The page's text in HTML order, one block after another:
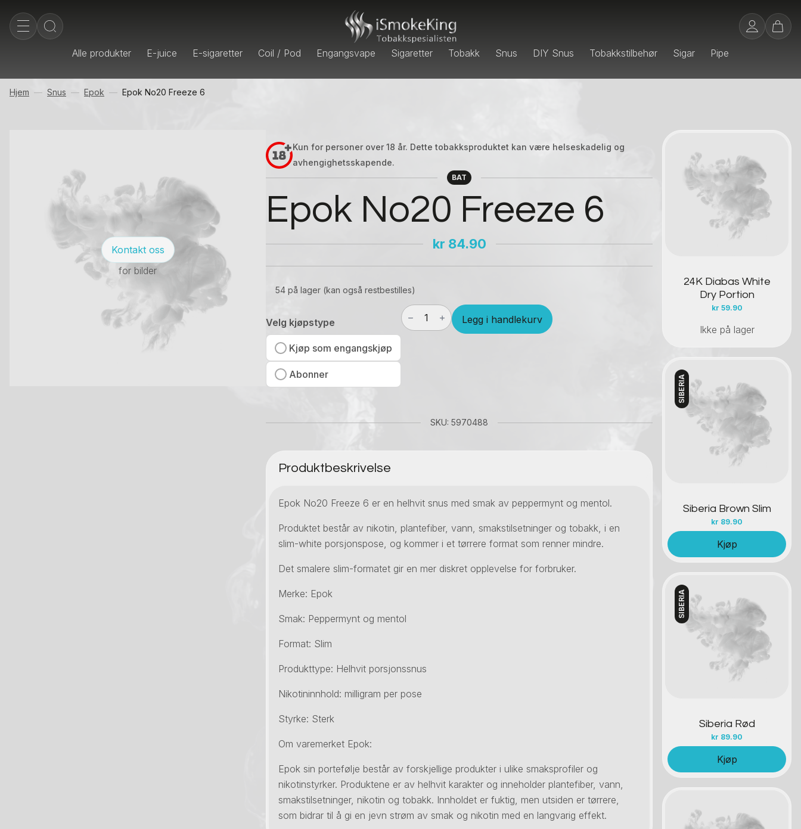
Alle produkter E-juice E-sigaretter Coil / Pod Engangsvape Sigaretter Tobakk Snus DIY Snus Tobakkstilbehør Sigar Pipe
Hjem Snus Epok Epok No20 Freeze 6
Kontakt oss
for bilder
Kun for personer over 18 år. Dette tobakksproduktet kan være helseskadelig og
avhengighetsskapende.
BAT
Epok No20 Freeze 6
kr 84.90
54 på lager (kan også restbestilles)
Velg kjøpstype
Kjøp som engangskjøp
Abonner
Epok
No20
Freeze
Legg i handlekurv
SKU: 5970488
Produktbeskrivelse
Epok No20 Freeze 6 er en helhvit snus med smak av peppermynt og mentol.
Produktet består av nikotin, plantefiber, vann, smakstilsetninger og tobakk, i en
slim-white porsjonspose, og kommer i et tørrere format som renner mindre.
Det smalere slim-formatet gir en mer diskret opplevelse for forbruker.
Merke: Epok
Smak: Peppermynt og mentol
Format: Slim
Produkttype: Helhvit porsjonssnus
Nikotininnhold: milligram per pose
Styrke: Sterk
Om varemerket Epok:
Epok sin portefølje består av forskjellige produkter i ulike smaksprofiler og
nikotinstyrker. Produktene er av helhvit karakter og inneholder plantefiber, vann,
smakstilsetninger, nikotin og tobakk. Innholdet er fuktig, men utsiden er tørrere,
som bidrar til å gi en jevn strøm av smak og nikotin med en langvarig effekt.
24K Diabas White
Dry Portion
kr 59.90
Kontakt oss
Ikke på lager
SIBERIA
Siberia Brown Slim
kr 89.90
Kontakt oss
Kjøp
SIBERIA
Siberia Rød
kr 89.90
Kontakt oss
Kjøp